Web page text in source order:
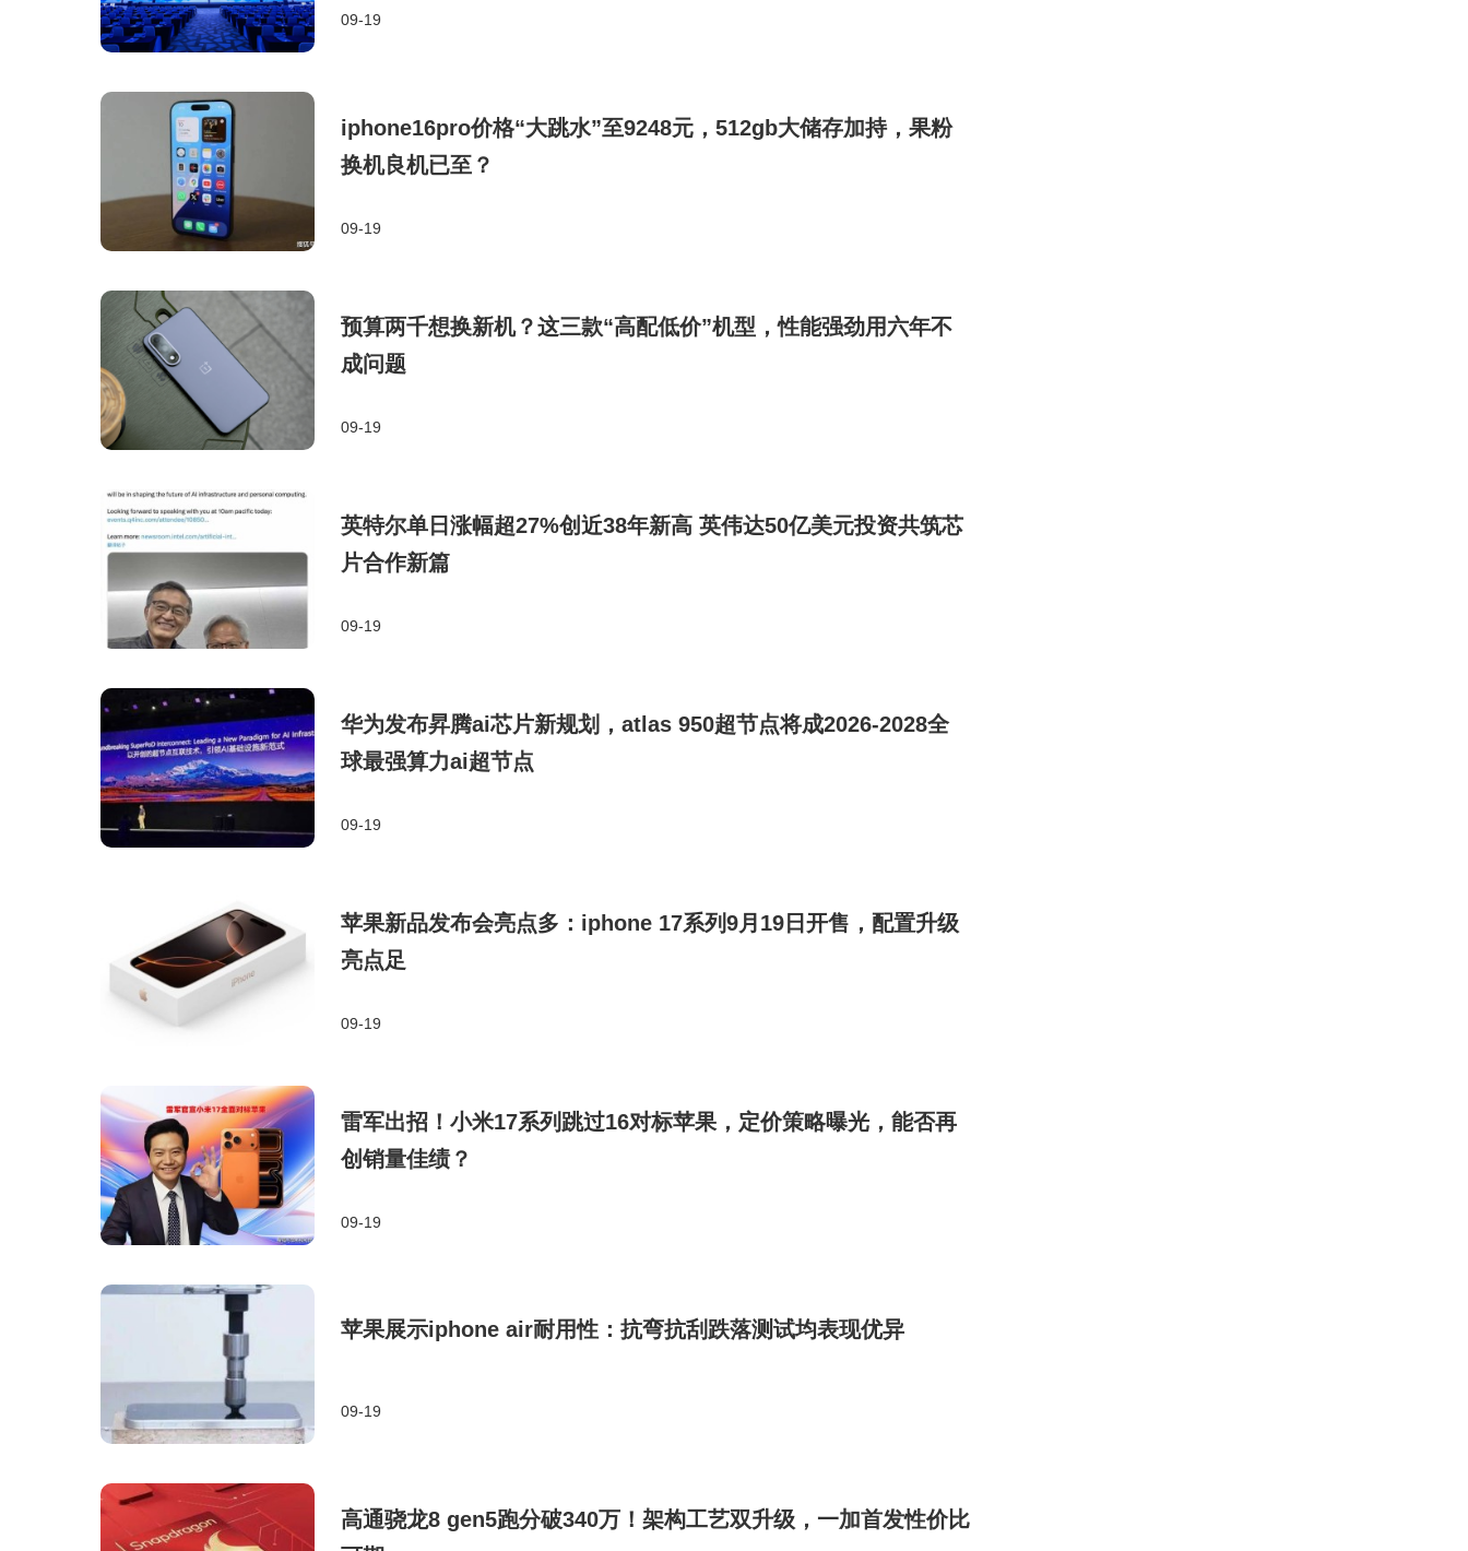
09-19
iphone16pro价格“大跳水”至9248元，512gb大储存加持，果粉
换机良机已至？
09-19
预算两千想换新机？这三款“高配低价”机型，性能强劲用六年不
成问题
09-19
英特尔单日涨幅超27%创近38年新高 英伟达50亿美元投资共筑芯
片合作新篇
09-19
华为发布昇腾ai芯片新规划，atlas 950超节点将成2026-2028全
球最强算力ai超节点
09-19
苹果新品发布会亮点多：iphone 17系列9月19日开售，配置升级
亮点足
09-19
雷军出招！小米17系列跳过16对标苹果，定价策略曝光，能否再
创销量佳绩？
09-19
苹果展示iphone air耐用性：抗弯抗刮跌落测试均表现优异
09-19
高通骁龙8 gen5跑分破340万！架构工艺双升级，一加首发性价比